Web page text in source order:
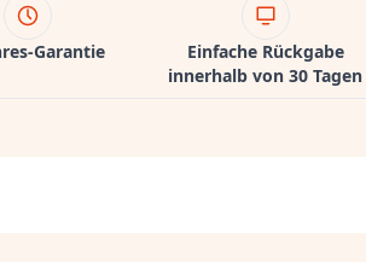
Garantie
Einfache Rückgabe
innerhalb von 30 Tagen